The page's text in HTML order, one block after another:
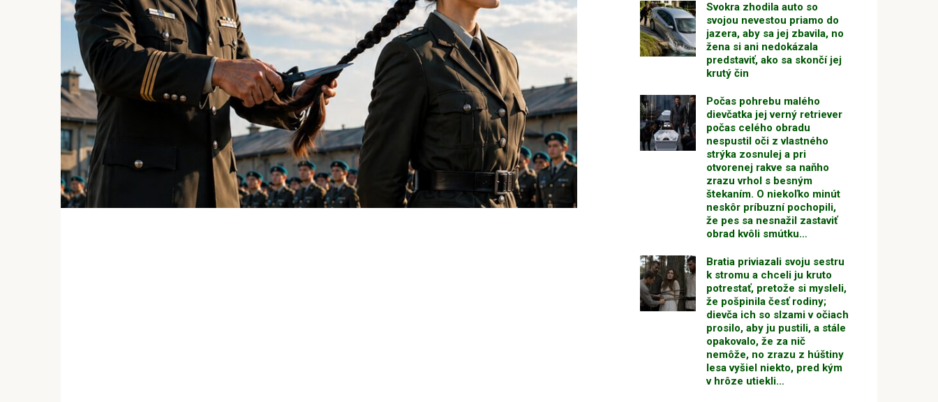
Svokra zhodila auto so
svojou nevestou priamo do
jazera, aby sa jej zbavila, no
žena si ani nedokázala
predstaviť, ako sa skončí jej
krutý čin
Počas pohrebu malého
dievčatka jej verný retriever
počas celého obradu
nespustil oči z vlastného
strýka zosnulej a pri
otvorenej rakve sa naňho
zrazu vrhol s besným
štekaním. O niekoľko minút
neskôr príbuzní pochopili,
že pes sa nesnažil zastaviť
obrad kvôli smútku…
Bratia priviazali svoju sestru
k stromu a chceli ju kruto
potrestať, pretože si mysleli,
že pošpinila česť rodiny;
dievča ich so slzami v očiach
prosilo, aby ju pustili, a stále
opakovalo, že za nič
nemôže, no zrazu z húštiny
lesa vyšiel niekto, pred kým
v hrôze utiekli…